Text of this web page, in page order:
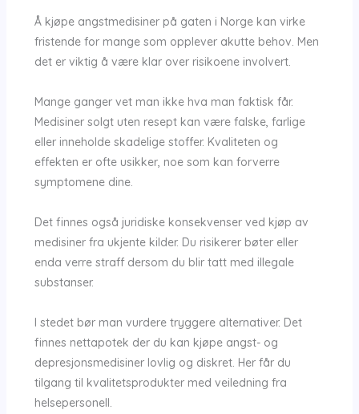
Å kjøpe angstmedisiner på gaten i Norge kan virke
fristende for mange som opplever akutte behov. Men
det er viktig å være klar over risikoene involvert.
Mange ganger vet man ikke hva man faktisk får.
Medisiner solgt uten resept kan være falske, farlige
eller inneholde skadelige stoffer. Kvaliteten og
effekten er ofte usikker, noe som kan forverre
symptomene dine.
Det finnes også juridiske konsekvenser ved kjøp av
medisiner fra ukjente kilder. Du risikerer bøter eller
enda verre straff dersom du blir tatt med illegale
substanser.
I stedet bør man vurdere tryggere alternativer. Det
finnes nettapotek der du kan kjøpe angst- og
depresjonsmedisiner lovlig og diskret. Her får du
tilgang til kvalitetsprodukter med veiledning fra
helsepersonell.